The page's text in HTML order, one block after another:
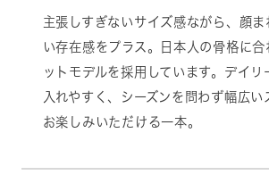
主張しすぎないサイズ感ながら、顔ま
い存在感をプラス。日本人の骨格に合
ットモデルを採用しています。デイリ
入れやすく、シーズンを問わず幅広い
お楽しみいただける一本。